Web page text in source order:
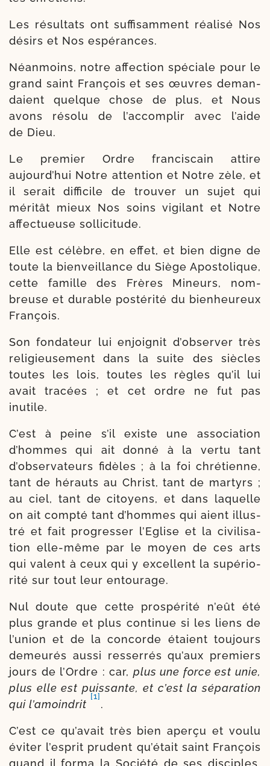
Les résul­tats ont suf­fi­sam­ment réa­li­sé Nos
dési­rs et Nos espérances.
Néanmoins, notre affec­tion spé­ciale pour le
grand saint François et ses œuvres deman­
daient quelque chose de plus, et Nous
avons réso­lu de l’accomplir avec l’aide
de Dieu.
Le pre­mier Ordre fran­cis­cain attire
aujourd’hui Notre atten­tion et Notre zèle, et
il serait dif­fi­cile de trou­ver un sujet qui
méri­tât mieux Nos soins vigi­lant et Notre
affec­tueuse sollicitude.
Elle est célèbre, en effet, et bien digne de
toute la bien­veillance du Siège Apostolique,
cette famille des Frères Mineurs, nom­
breuse et durable pos­té­ri­té du bien­heu­reux
François.
Son fon­da­teur lui enjoi­gnit d’observer très
reli­gieu­se­ment dans la suite des siècles
toutes les lois, toutes les règles qu’il lui
avait tra­cées ; et cet ordre ne fut pas
inutile.
C’est à peine s’il existe une asso­cia­tion
d’hommes qui ait don­né à la ver­tu tant
d’observateurs fidèles ; à la foi chré­tienne,
tant de hérauts au Christ, tant de mar­tyrs ;
au ciel, tant de citoyens, et dans laquelle
on ait comp­té tant d’hommes qui aient illus­
tré et fait pro­gres­ser l’Eglise et la civi­li­sa­
tion elle-​même par le moyen de ces arts
qui valent à ceux qui y excellent la supé­rio­
ri­té sur tout leur entourage.
Nul doute que cette pros­pé­ri­té n’eût été
plus grande et plus con­tinue si les liens de
l’union et de la concorde étaient tou­jours
demeu­rés aus­si res­ser­rés qu’aux pre­miers
jours de l’Ordre : car, plus une force est unie,
plus elle est puis­sante, et c’est la sépa­ra­tion
qui l’a­moin­drit
[1]
.
C’est ce qu’avait très bien aper­çu et vou­lu
évi­ter l’esprit pru­dent qu’était saint François
quand il for­ma la Société de ses dis­ciples,